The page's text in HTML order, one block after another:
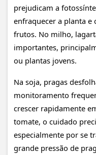
prejudicam a
enfraquecer a planta
frutos. No milho,
importantes,
ou plantas jovens.
Na soja, pragas
monitoramento
crescer rapidamente
tomate, o cuidado
especialmente por se
grande pressão de